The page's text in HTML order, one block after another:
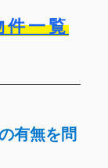
件一覧
有無を問